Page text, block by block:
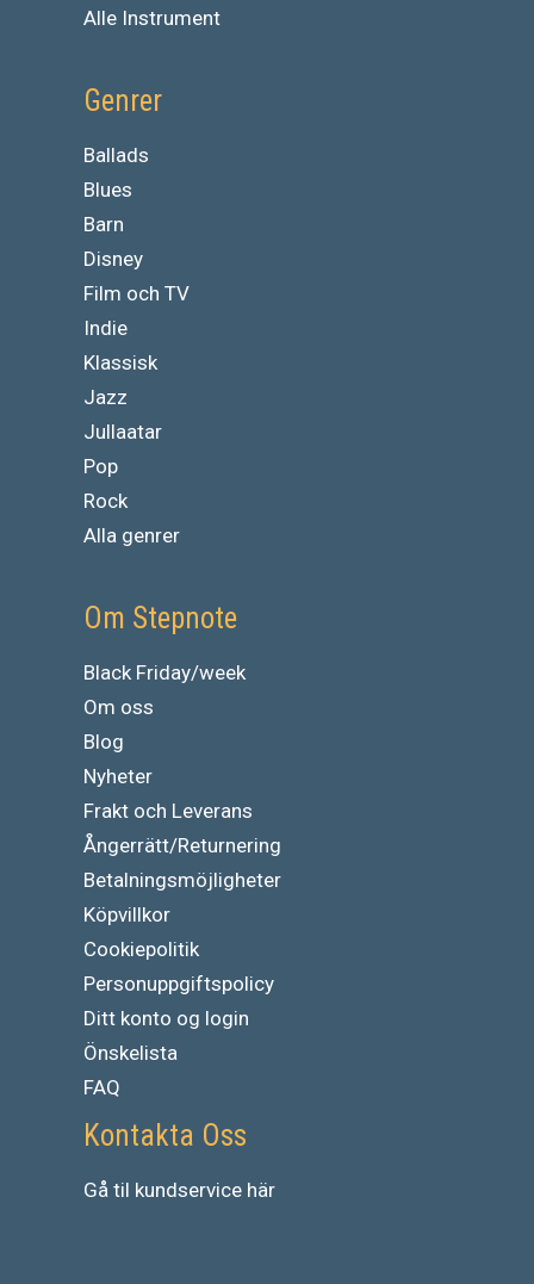
Alle Instrument
Genrer
Ballads
Blues
Barn
Disney
Film och TV
Indie
Klassisk
Jazz
Jullaatar
Pop
Rock
Alla genrer
Om Stepnote
Black Friday/week
Om oss
Blog
Nyheter
Frakt och Leverans
Ångerrätt/Returnering
Betalningsmöjligheter
Köpvillkor
Cookiepolitik
Personuppgiftspolicy
Ditt konto og login
Önskelista
FAQ
Kontakta Oss
Gå til kundservice här